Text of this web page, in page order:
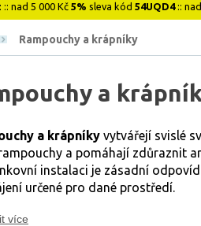
:: nad 5 000 Kč 5% sleva kód 54UQD4::
Rampouchy a krápníky
a
a krápníky vytvářejí svislé
a pomáhají zdůraznit
instalaci je zásadní
určené pro dané prostředí.
více